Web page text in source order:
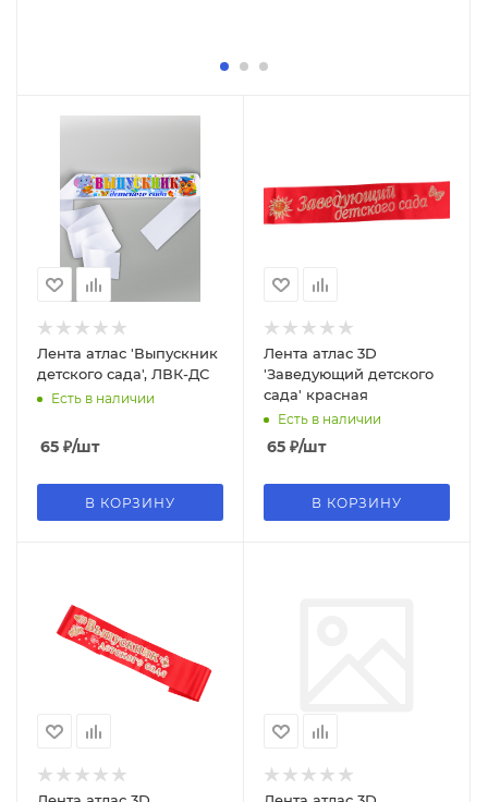
Лента атлас 'Выпускник
детского сада', ЛВК-ДС
Есть в наличии
65 ₽/шт
В КОРЗИНУ
Лента атлас 3D
'Заведующий детского
сада' красная
Есть в наличии
65 ₽/шт
В КОРЗИНУ